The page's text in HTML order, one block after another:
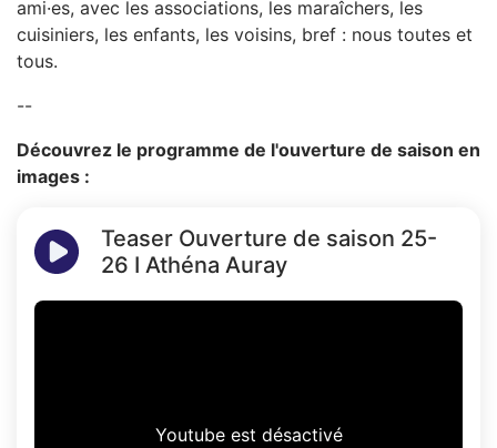
ami·es, avec les associations, les maraîchers, les
cuisiniers, les enfants, les voisins, bref : nous toutes et
tous.
--
Découvrez le programme de l'ouverture de saison en
images :
Teaser Ouverture de saison 25-
26 I Athéna Auray
Youtube est désactivé